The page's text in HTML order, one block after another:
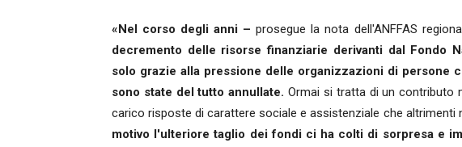
«Nel corso degli anni – prosegue la nota dell'ANFFAS
decremento delle risorse finanziarie derivanti dal Fondo
solo grazie alla pressione delle organizzazioni di persone
sono state del tutto annullate.Ormai si tratta di un contributo
carico risposte di carattere sociale e assistenziale che altrimenti
motivo l'ulteriore taglio dei fondi ci ha colti di sorpresa e